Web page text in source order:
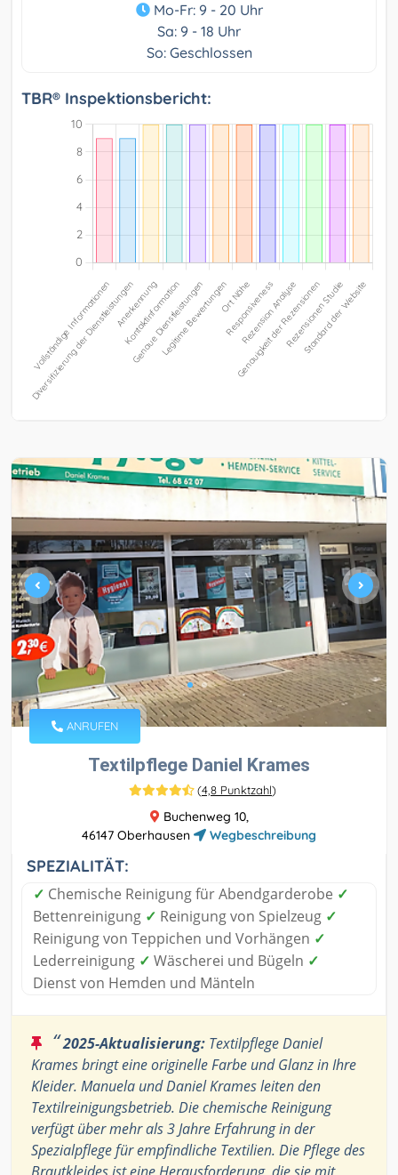
Mo-Fr: 9 - 20 Uhr
Sa: 9 - 18 Uhr
So: Geschlossen
TBR® Inspektionsbericht:
ANRUFEN
Textilpflege Daniel Krames
(4,8 Punktzahl)
Buchenweg 10,
46147 Oberhausen
Wegbeschreibung
SPEZIALITÄT:
✓ Chemische Reinigung für Abendgarderobe ✓
Bettenreinigung ✓ Reinigung von Spielzeug ✓
Reinigung von Teppichen und Vorhängen ✓
Lederreinigung ✓ Wäscherei und Bügeln ✓
Dienst von Hemden und Mänteln
“2025-Aktualisierung: Textilpflege Daniel
Krames bringt eine originelle Farbe und Glanz in Ihre
Kleider. Manuela und Daniel Krames leiten den
Textilreinigungsbetrieb. Die chemische Reinigung
verfügt über mehr als 3 Jahre Erfahrung in der
Spezialpflege für empfindliche Textilien. Die Pflege des